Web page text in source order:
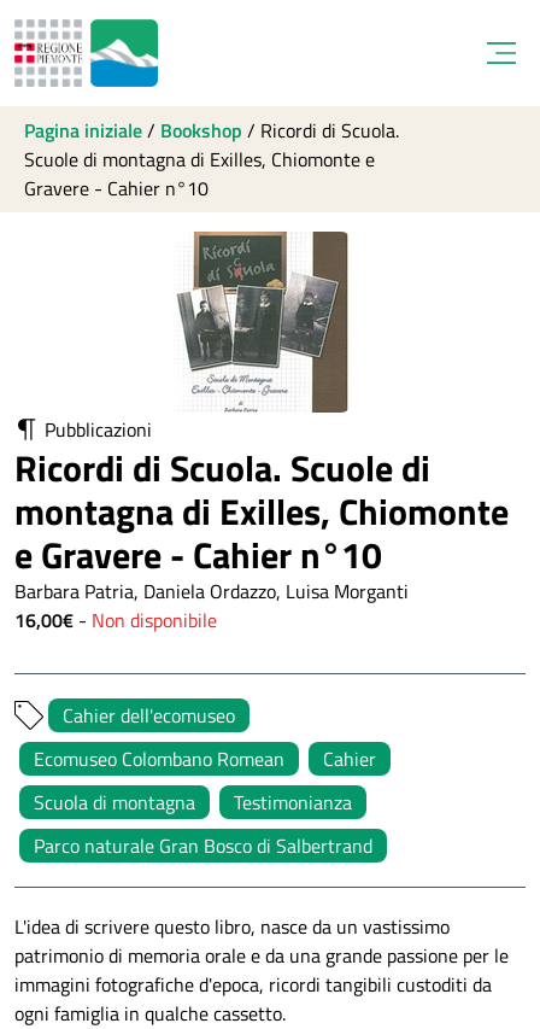
Pagina iniziale/ Bookshop / Ricordi di Scuola.
Scuole di montagna di Exilles, Chiomonte e
Gravere - Cahier n°10
Pubblicazioni
Ricordi di Scuola. Scuole di
montagna di Exilles, Chiomonte
e Gravere - Cahier n°10
Barbara Patria, Daniela Ordazzo, Luisa Morganti
16,00€ - Non disponibile
Cahier dell'ecomuseo
Ecomuseo Colombano Romean
Cahier
Scuola di montagna
Testimonianza
Parco naturale Gran Bosco di Salbertrand
L'idea di scrivere questo libro, nasce da un vastissimo
patrimonio di memoria orale e da una grande passione per le
immagini fotografiche d'epoca, ricordi tangibili custoditi da
ogni famiglia in qualche cassetto.